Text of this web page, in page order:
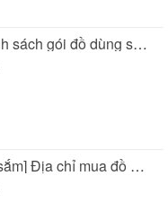
[Gợi ý] Danh sách gói đồ dùng sau sinh...
[Mẹo mua sắm] Địa chỉ mua đồ sơ sinh...